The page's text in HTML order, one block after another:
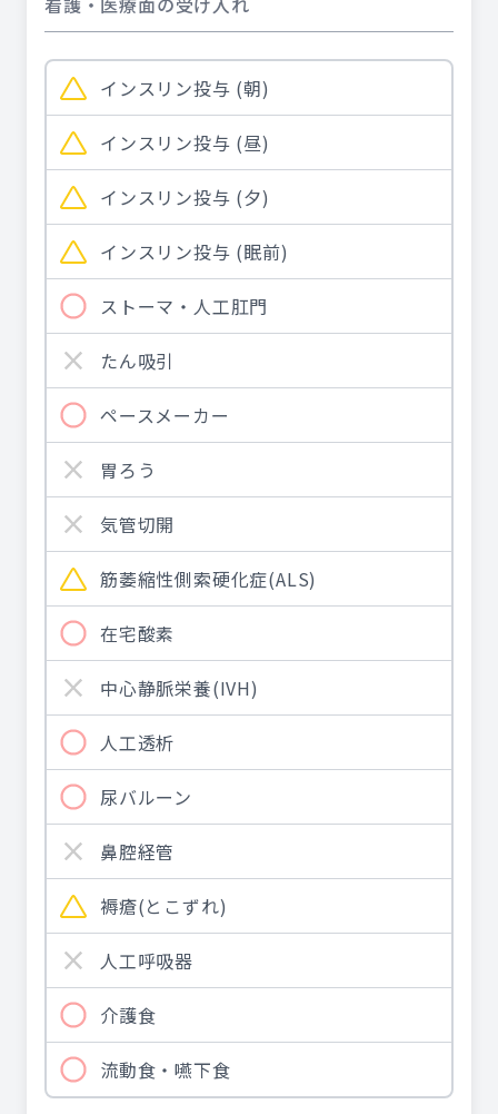
インスリン投与 (朝)
インスリン投与 (昼)
インスリン投与 (夕)
インスリン投与 (眠前)
ストーマ・人工肛門
たん吸引
ペースメーカー
胃ろう
気管切開
筋萎縮性側索硬化症(ALS)
在宅酸素
中心静脈栄養(IVH)
人工透析
尿バルーン
鼻腔経管
褥瘡(とこずれ)
人工呼吸器
介護食
流動食・嚥下食